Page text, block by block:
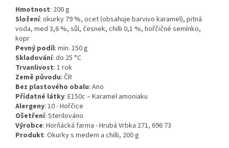
Hmotnost: 200g
Složení: okurky 79 %, ocet (obsahuje barvivo karamel), pitná
voda, med 3,6 %, sůl, česnek, chilli 0,1 %, hořčičné semínko,
kopr
Pevný podíl: min. 150 g
Skladování: do 25 °C
Trvanlivost: 1 rok
Země původu: ČR
Bez plastového obalu: Ano
Přídatné látky: E150c – Karamel amoniaku
Alergeny: 10 - Hořčice
Ošetření: Sterilováno
Výrobce: Horňácká farma - Hrubá Vrbka 271, 696 73
Produkt: Okurky s medem a chilli, 200 g